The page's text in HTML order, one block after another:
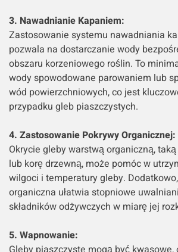
3. Nawadnianie Kapaniem:
Zastosowanie systemu nawadniania
pozwala na dostarczanie wody
obszaru korzeniowego roślin. To
wody spowodowane parowaniem lub
wód powierzchniowych, co jest
przypadku gleb piaszczystych.
4. Zastosowanie Pokrywy Organicznej:
Okrycie gleby warstwą organiczną, taką
lub korę drzewną, może pomóc w
wilgoci i temperatury gleby.
organiczna ułatwia stopniowe
składników odżywczych w miarę jej
5. Wapnowanie: